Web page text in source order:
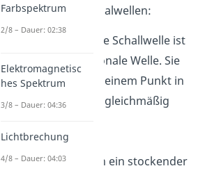
typische Longitudinalwellen:
: Eine Schallwelle ist
eine 2-Dimensionale Welle. Sie
breitet sich von einem Punkt in
alle Richtungen gleichmäßig
Stauwelle
: Auch ein stockender
Farbspektrum
2/8 – Dauer: 02:38
Elektromagnetisc
hes Spektrum
3/8 – Dauer: 04:36
Lichtbrechung
4/8 – Dauer: 04:03